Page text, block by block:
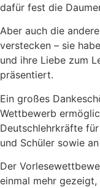
dafür fest die
Aber auch die
verstecken – sie
und ihre Liebe zum
präsentiert.
Ein großes
Wettbewerb
Deutschlehrkräfte
und Schüler sowie
Der
einmal mehr